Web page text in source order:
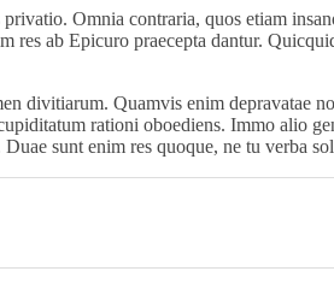
Omnia contraria, quos etiam
res ab Epicuro praecepta dantur.
divitiarum. Quamvis enim depravatae
rationi oboediens. Immo alio
sunt enim res quoque, ne tu verba